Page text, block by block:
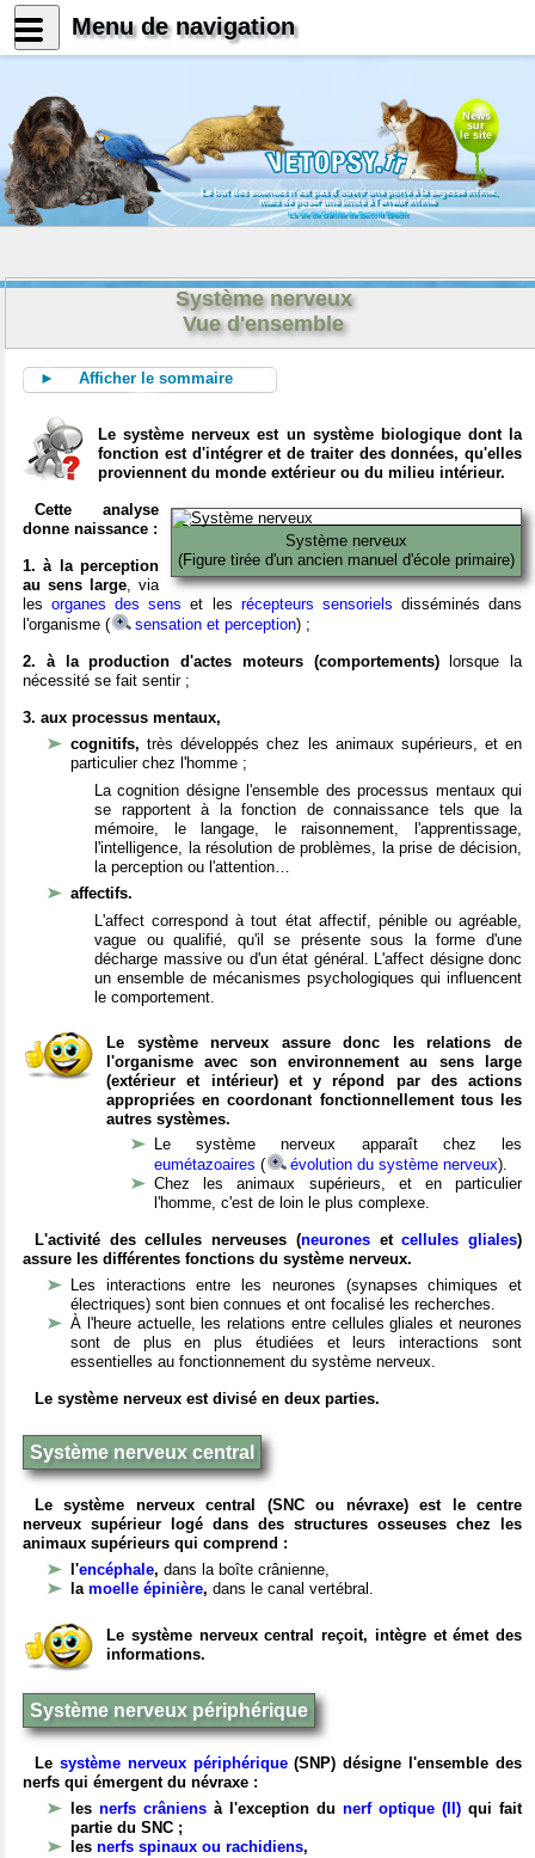
News
sur
le site
Le but des sciences n'est pas d'ouvrir une porte à la sagesse infinie,
mais de poser une limite à l'erreur infinie
La vie de Galilée de Bertold Brecht
Système nerveux
Vue d'ensemble
► Afficher le sommaire
Le système nerveux est un système biologique dont la
fonction est d'intégrer et de traiter des données, qu'elles
proviennent du monde extérieur ou du milieu intérieur.
Système nerveux
(Figure tirée d'un ancien manuel d'école primaire)
Cette analyse
donne naissance :
1. à la perception
au sens large, via
lesorganes des sens et les récepteurs sensoriels disséminés dans
l'organisme (
sensation et perception) ;
2. à la production d'actes moteurs (comportements)lorsque la
nécessité se fait sentir ;
3. aux processus mentaux,
cognitifs,très développés chez les animaux supérieurs, et en
particulier chez l'homme ;
La cognition désigne l'ensemble des processus mentaux qui
se rapportent à la fonction de connaissance tels que la
mémoire, le langage, le raisonnement, l'apprentissage,
l'intelligence, la résolution de problèmes, la prise de décision,
la perception ou l'attention…
affectifs.
L'affect correspond à tout état affectif, pénible ou agréable,
vague ou qualifié, qu'il se présente sous la forme d'une
décharge massive ou d'un état général. L'affect désigne donc
un ensemble de mécanismes psychologiques qui influencent
le comportement.
Le système nerveux assure donc les relations de
l'organisme avec son environnement au sens large
(extérieur et intérieur) et y répond par des actions
appropriées en coordonant fonctionnellement tous les
autres systèmes.
Le système nerveux apparaît chez les
eumétazoaires ( évolution du système nerveux).
Chez les animaux supérieurs, et en particulier
l'homme, c'est de loin le plus complexe.
L'activité des cellules nerveuses (neuronesetcellules gliales)
assure les différentes fonctions du système nerveux.
Les interactions entre les neurones (synapses chimiques et
électriques) sont bien connues et ont focalisé les recherches.
À l'heure actuelle, les relations entre cellules gliales et neurones
sont de plus en plus étudiées et leurs interactions sont
essentielles au fonctionnement du système nerveux.
Le système nerveux est divisé en deux parties.
Système nerveux central
Le système nerveux central (SNC ou névraxe) est le centre
nerveux supérieur logé dans des structures osseuses chez les
animaux supérieurs qui comprend :
l'encéphale, dans la boîte crânienne,
la moelle épinière, dans le canal vertébral.
Le système nerveux central reçoit, intègre et émet des
informations.
Système nerveux périphérique
Le système nerveux périphérique(SNP) désigne l'ensemble des
nerfs qui émergent du névraxe :
les nerfs crâniens à l'exception du nerf optique (II) qui fait
partie du SNC ;
les nerfs spinaux ou rachidiens,
Menu de navigation